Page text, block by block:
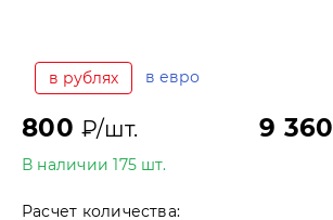
в рублях в евро
800₽/шт. 9 360
В наличии 175 шт.
Расчет количества: